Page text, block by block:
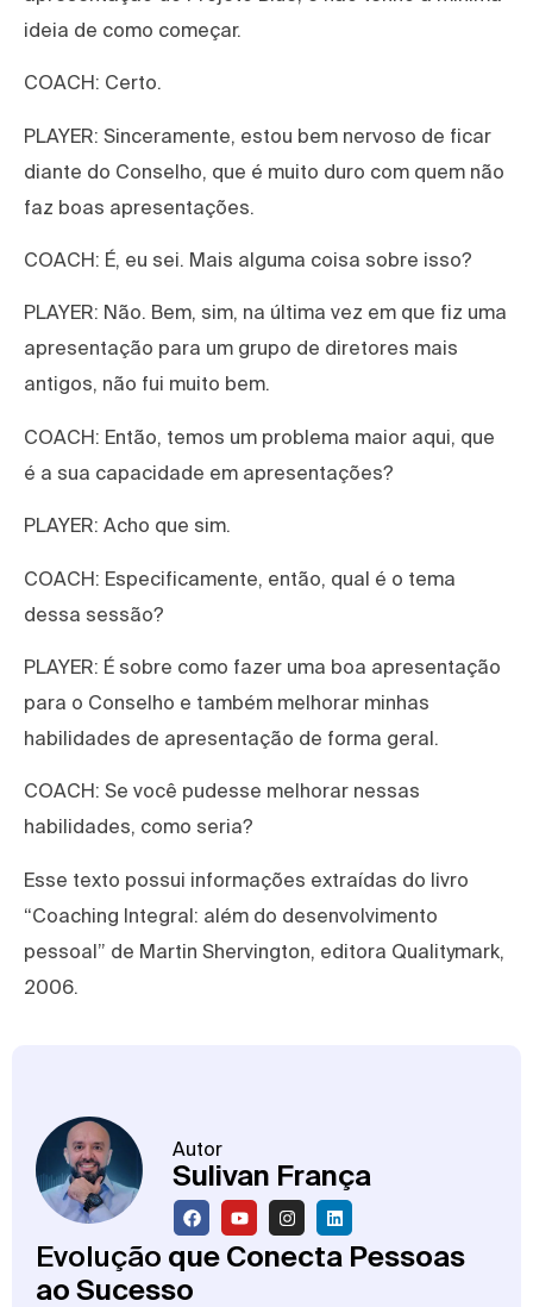
ideia de como começar.
COACH: Certo.
PLAYER: Sinceramente, estou bem nervoso de ficar
diante do Conselho, que é muito duro com quem não
faz boas apresentações.
COACH: É, eu sei. Mais alguma coisa sobre isso?
PLAYER: Não. Bem, sim, na última vez em que fiz uma
apresentação para um grupo de diretores mais
antigos, não fui muito bem.
COACH: Então, temos um problema maior aqui, que
é a sua capacidade em apresentações?
PLAYER: Acho que sim.
COACH: Especificamente, então, qual é o tema
dessa sessão?
PLAYER: É sobre como fazer uma boa apresentação
para o Conselho e também melhorar minhas
habilidades de apresentação de forma geral.
COACH: Se você pudesse melhorar nessas
habilidades, como seria?
Esse texto possui informações extraídas do livro
“Coaching Integral: além do desenvolvimento
pessoal” de Martin Shervington, editora Qualitymark,
2006.
Autor
Sulivan França
Evolução que Conecta Pessoas
ao Sucesso